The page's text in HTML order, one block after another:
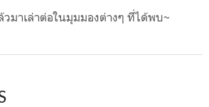
มาเล่าต่อในมุมมองต่างๆ ที่ได้พบ~